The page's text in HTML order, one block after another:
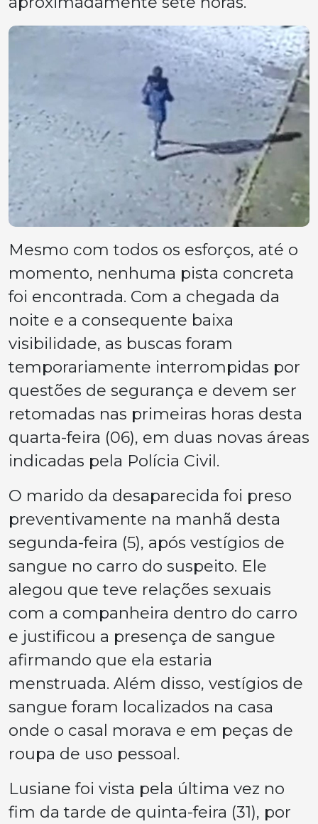
Mesmo com todos os esforços, até o
momento, nenhuma pista concreta
foi encontrada. Com a chegada da
noite e a consequente baixa
visibilidade, as buscas foram
temporariamente interrompidas por
questões de segurança e devem ser
retomadas nas primeiras horas desta
quarta-feira (06), em duas novas áreas
indicadas pela Polícia Civil.
O marido da desaparecida foi preso
preventivamente na manhã desta
segunda-feira (5), após vestígios de
sangue no carro do suspeito. Ele
alegou que teve relações sexuais
com a companheira dentro do carro
e justificou a presença de sangue
afirmando que ela estaria
menstruada. Além disso, vestígios de
sangue foram localizados na casa
onde o casal morava e em peças de
roupa de uso pessoal.
Lusiane foi vista pela última vez no
fim da tarde de quinta-feira (31), por